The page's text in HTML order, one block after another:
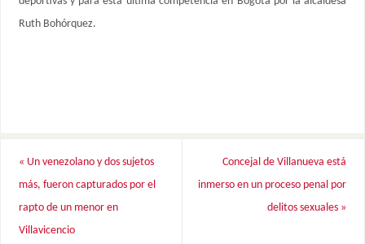
Ruth Bohórquez.
« Un venezolano y dos sujetos
más, fueron capturados por el
rapto de un menor en
Villavicencio
Concejal de Villanueva está
inmerso en un proceso penal por
delitos sexuales »